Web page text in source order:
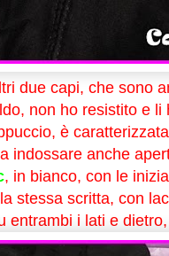
due capi, che sono
non ho resistito e
è
indossare anche
, in bianco, con le
stessa scritta, con
entrambi i lati e